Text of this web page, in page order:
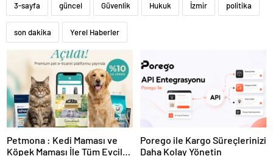
3-sayfa güncel Güvenlik Hukuk İzmir politika
son dakika Yerel Haberler
Petmona : Kedi Maması ve
Köpek Maması İle Tüm Evcil
Porego ile Kargo Süreçlerinizi
Daha Kolay Yönetin